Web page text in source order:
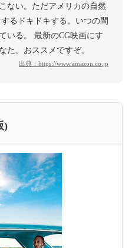
ない。ただアメリカの自然
るドキドキする。いつの間
いる。 最新のCG映画にす
た。おススメですぞ。
出典： https://www.amazon.co.jp
)